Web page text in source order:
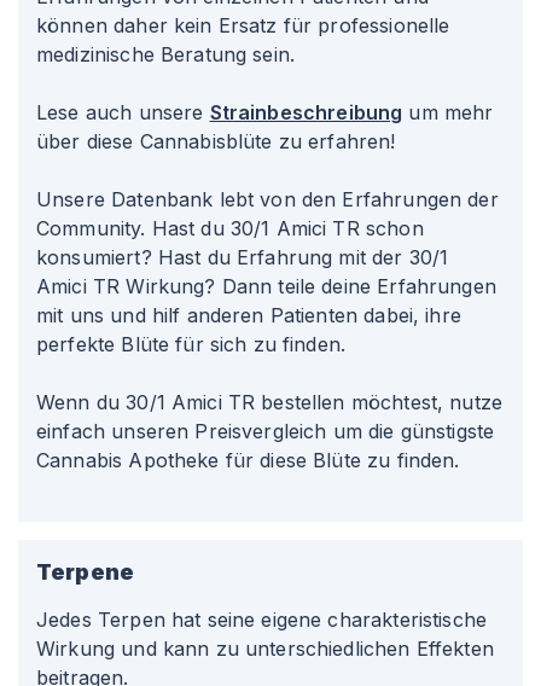
können daher kein Ersatz für professionelle
medizinische Beratung sein.
Lese auch unsere Strainbeschreibung um mehr
über diese Cannabisblüte zu erfahren!
Unsere Datenbank lebt von den Erfahrungen der
Community. Hast du 30/1 Amici TR schon
konsumiert? Hast du Erfahrung mit der 30/1
Amici TR Wirkung? Dann teile deine Erfahrungen
mit uns und hilf anderen Patienten dabei, ihre
perfekte Blüte für sich zu finden.
Wenn du 30/1 Amici TR bestellen möchtest, nutze
einfach unseren Preisvergleich um die günstigste
Cannabis Apotheke für diese Blüte zu finden.
Terpene
Jedes Terpen hat seine eigene charakteristische
Wirkung und kann zu unterschiedlichen Effekten
beitragen.